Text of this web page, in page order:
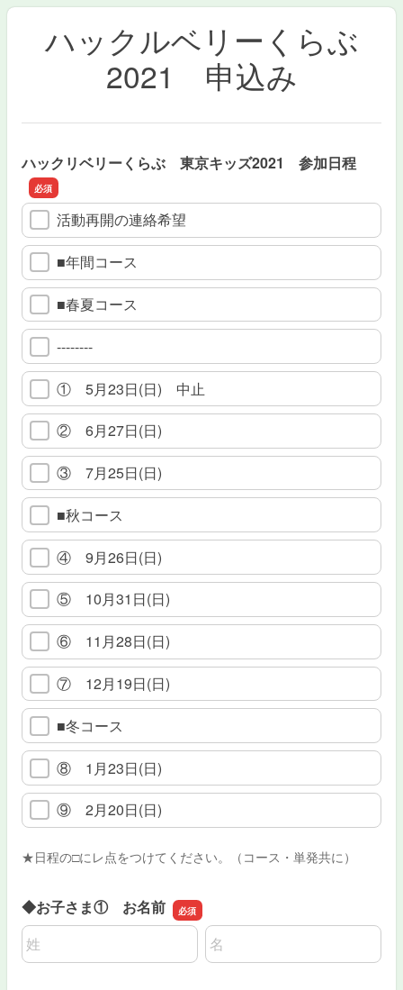
ハックルベリーくらぶ
2021 申込み
ハックリベリーくらぶ 東京キッズ2021 参加日程
活動再開の連絡希望
■年間コース
■春夏コース
--------
① 5月23日(日) 中止
② 6月27日(日)
③ 7月25日(日)
■秋コース
④ 9月26日(日)
⑤ 10月31日(日)
⑥ 11月28日(日)
⑦ 12月19日(日)
■冬コース
⑧ 1月23日(日)
⑨ 2月20日(日)
★日程の□にレ点をつけてください。（コース・単発共に）
◆お子さま① お名前
名前の姓
名前の名